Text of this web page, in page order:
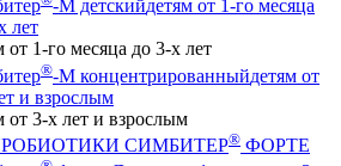
-М детскийдетям от 1-го месяца
лет
от 1-го месяца до 3-х лет
®-М концентрированныйдетям от
и взрослым
от 3-х лет и взрослым
СИМБИТЕР® ФОРТЕ